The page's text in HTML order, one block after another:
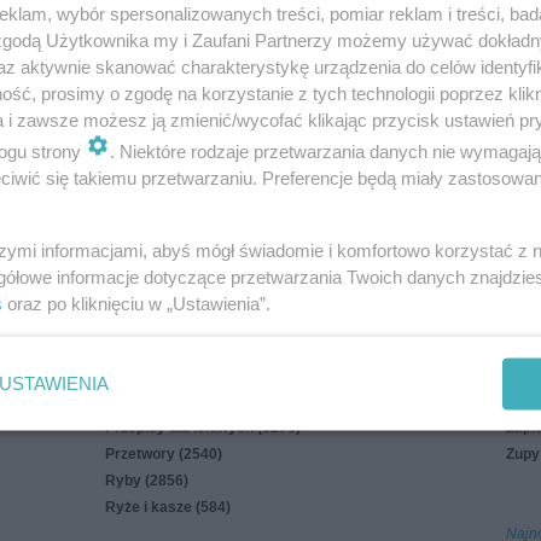
mnie
Polityka cookies Polityka prywatności Reklama
Na parze i z parowaru (126)
Napoje (1935)
Owoce morza (362)
Przepisy dla leniwych (8276)
Przetwory (2540)
Ryby (2856)
Ryże i kasze (584)
Z
wybór spersonalizowanych treści, pomiar reklam i treści,
Użytkownika my i Zaufani Partnerzy możemy używać
aktywnie skanować charakterystykę urządzenia do celów
prosimy o zgodę na korzystanie z tych technologii poprzez
i zawsze możesz ją zmienić/wycofać klikając przycisk ustawień
strony
. Niektóre rodzaje przetwarzania danych nie
się takiemu przetwarzaniu. Preferencje będą miały
informacjami, abyś mógł świadomie i komfortowo korzystać z
informacje dotyczące przetwarzania Twoich danych
oraz po kliknięciu w „Ustawienia”.
USTAWIENIA